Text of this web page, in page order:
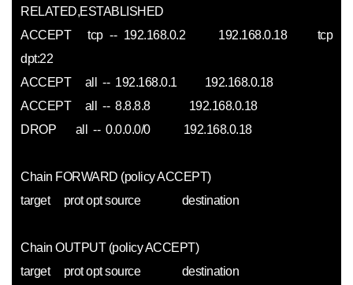
RELATED,ESTABLISHED
ACCEPT tcp -- 192.168.0.2 192.168.0.18 tcp
dpt:22
ACCEPT all -- 192.168.0.1 192.168.0.18
ACCEPT all -- 8.8.8.8 192.168.0.18
DROP all -- 0.0.0.0/0 192.168.0.18
Chain FORWARD (policy ACCEPT)
target prot opt source destination
Chain OUTPUT (policy ACCEPT)
target prot opt source destination